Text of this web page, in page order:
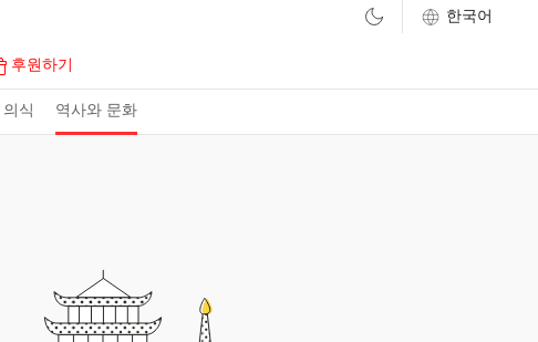
식 역사와 문화
후원하기